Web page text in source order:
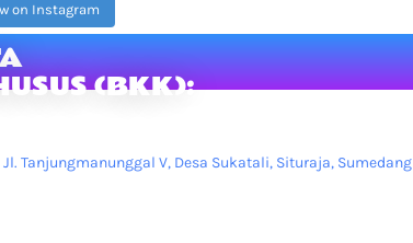
on Instagram
(BKK):
Jl. Tanjungmanunggal V, Desa Sukatali, Situraja, Sumedang